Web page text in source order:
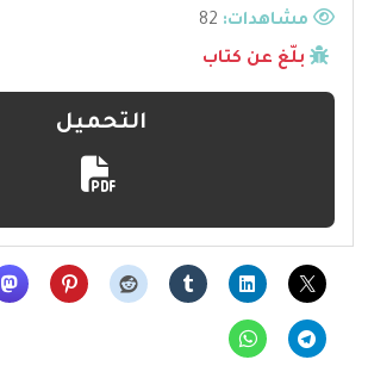
مشاهدات:
بلّغ عن كتاب
التحميل